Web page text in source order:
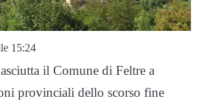
15:24
il Comune di Feltre a
provinciali dello scorso fine